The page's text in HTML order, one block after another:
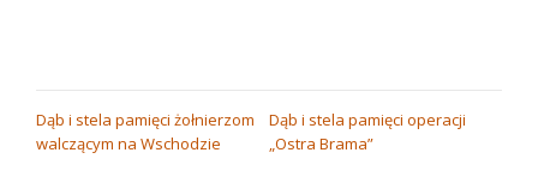
NAWIGACJA
WPISU
Dąb i stela pamięci żołnierzom
walczącym na Wschodzie
Dąb i stela pamięci operacji
„Ostra Brama”